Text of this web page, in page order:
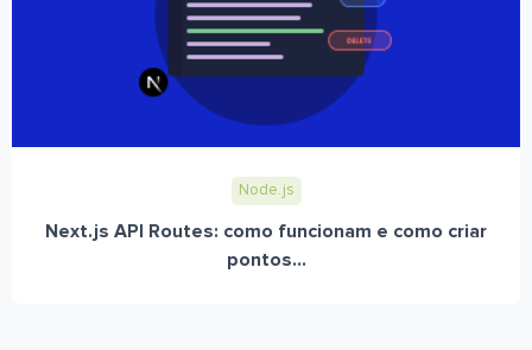
Node.js
Next.js API Routes: como funcionam e como criar
pontos...